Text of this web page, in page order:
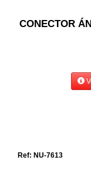
CONECTOR
Ref: NU-7613